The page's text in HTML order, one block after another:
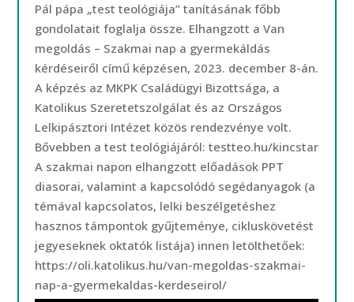
Pál pápa „test teológiája” tanításának főbb
gondolatait foglalja össze. Elhangzott a Van
megoldás – Szakmai nap a gyermekáldás
kérdéseiről című képzésen, 2023. december 8-án.
A képzés az MKPK Családügyi Bizottsága, a
Katolikus Szeretetszolgálat és az Országos
Lelkipásztori Intézet közös rendezvénye volt.
Bővebben a test teológiájáról: testteo.hu/kincstar
A szakmai napon elhangzott előadások PPT
diasorai, valamint a kapcsolódó segédanyagok (a
témával kapcsolatos, lelki beszélgetéshez
hasznos támpontok gyűjteménye, cikluskövetést
jegyeseknek oktatók listája) innen letölthetőek:
https://oli.katolikus.hu/van-megoldas-szakmai-
nap-a-gyermekaldas-kerdeseirol/